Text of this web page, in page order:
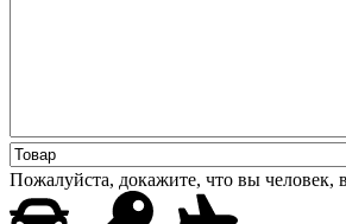
Пожалуйста, докажите, что вы человек,